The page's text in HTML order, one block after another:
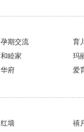
孕期交流 育
和睦家 玛
华府 爱
红墙 禧